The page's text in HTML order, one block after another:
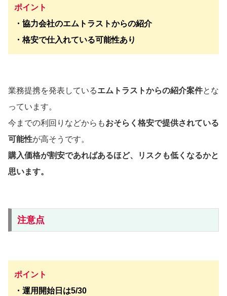
ポイント
・協力会社のエムトラストからの紹介
・格安で仕入れている可能性あり
業務提携を発表しているエムトラストからの紹介案件とな
っています。
今までの利回りなどからもおそらく格安で提供されている
可能性が高そうです。
購入価格が割安であればあるほど、リスクも低くなるかと
思います。
注意点
ポイント
・運用開始日は5/30